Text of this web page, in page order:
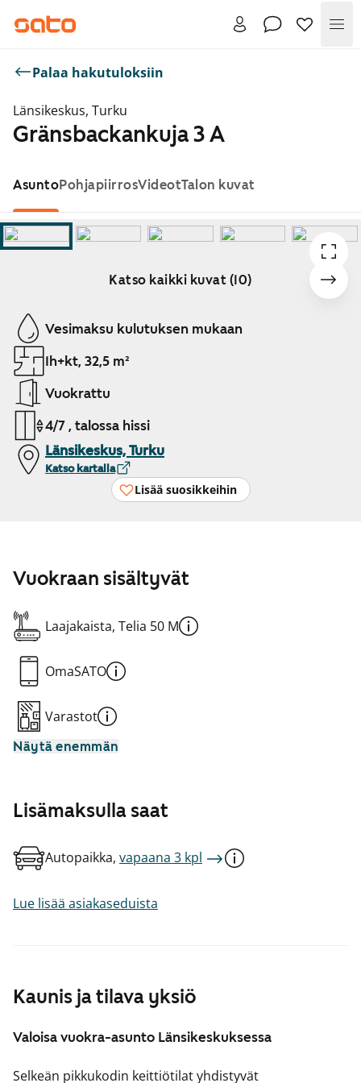
Palaa hakutuloksiin
Länsikeskus, Turku
Gränsbackankuja 3 A
AsuntoPohjapiirrosVideotTalon kuvat
Katso kaikki kuvat (10)
Näytetään dia 1 / 10
Vesimaksu kulutuksen mukaan
1h+kt, 32,5 m²
Vuokrattu
4/7 , talossa hissi
Länsikeskus, Turku
Katso kartalla
Lisää suosikkeihin
Kaunis ja tilava yksiö
Valoisa vuokra-asunto Länsikeskuksessa
Selkeän pikkukodin keittiötilat yhdistyvät
Vuokraan sisältyvät
Laajakaista, Telia 50 M
OmaSATO
Varastot
Näytä enemmän
Lisämaksulla saat
Autopaikka, vapaana 3 kpl
Lue lisää asiakaseduista